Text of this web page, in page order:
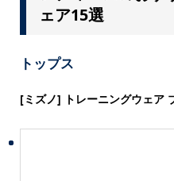
ェア15選
トップス
[ミズノ] トレーニングウェア